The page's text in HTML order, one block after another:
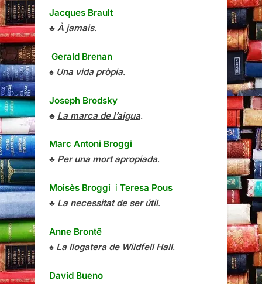
Jacques Brault
♣ À jamais.
Gerald Brenan
♠ Una vida pròpia.
Joseph Brodsky
♣ La marca de l’aigua.
Marc Antoni Broggi
♣ Per una mort apropiada.
Moisès Broggi i Teresa Pous
♣ La necessitat de ser útil.
Anne Brontë
♠ La llogatera de Wildfell Hall.
David Bueno